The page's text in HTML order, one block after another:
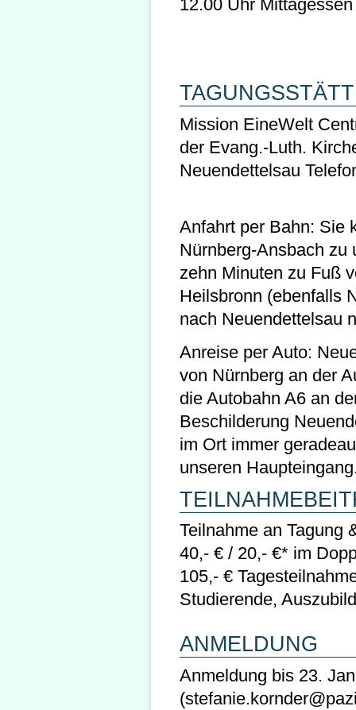
12.00 Uhr Mittagessen
Mission EineWelt
der Evang.-Luth.
Neuendettelsau
Anfahrt per Bahn: Sie
Nürnberg-Ansbach zu
zehn Minuten zu Fuß
Heilsbronn (ebenfalls
nach Neuendettelsau
Anreise per Auto:
von Nürnberg an der
die Autobahn A6 an
Beschilderung
im Ort immer
unseren
Teilnahme an Tagung
40,- € / 20,- €* im
105,- €
Studierende,
ANMELDUNG
Anmeldung bis 23.